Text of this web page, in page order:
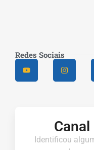
Redes Sociais
Identificou